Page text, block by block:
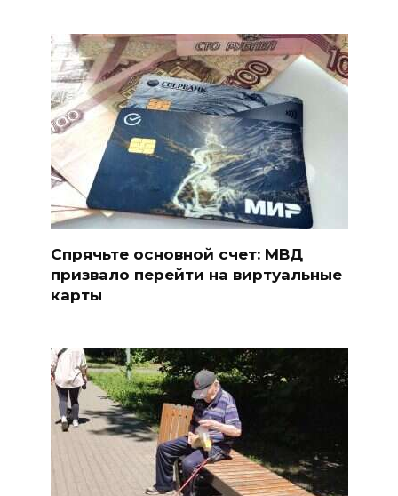
Спрячьте основной счет: МВД
призвало перейти на виртуальные
карты